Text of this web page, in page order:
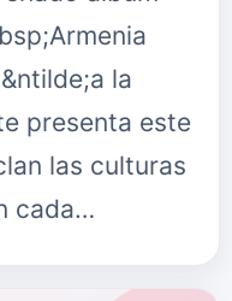
la
presenta este
las culturas
cada…